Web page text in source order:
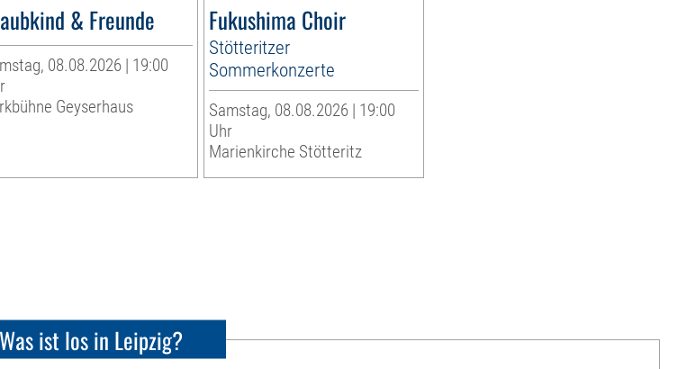
& Freunde
08.08.2026 | 19:00
Geyserhaus
Fukushima Choir
Stötteritzer
Sommerkonzerte
Samstag, 08.08.2026 | 19:00
Uhr
Marienkirche Stötteritz
Was ist los in Leipzig?